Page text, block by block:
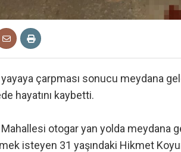
çarpması sonucu meydana
hayatını kaybetti.
Mahallesi otogar yan yolda meydana
isteyen 31 yaşındaki Hikmet